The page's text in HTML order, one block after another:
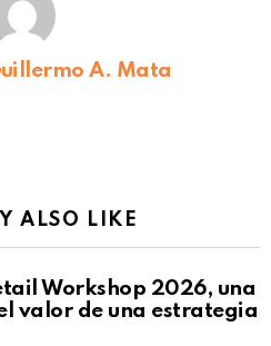
A. Mata
ALSO LIKE
Workshop 2026, una
valor de una estrategia